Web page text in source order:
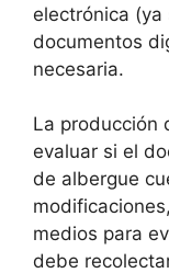
electrónica (ya
documentos
necesaria.
La producción
evaluar si el
de albergue
medios para
debe